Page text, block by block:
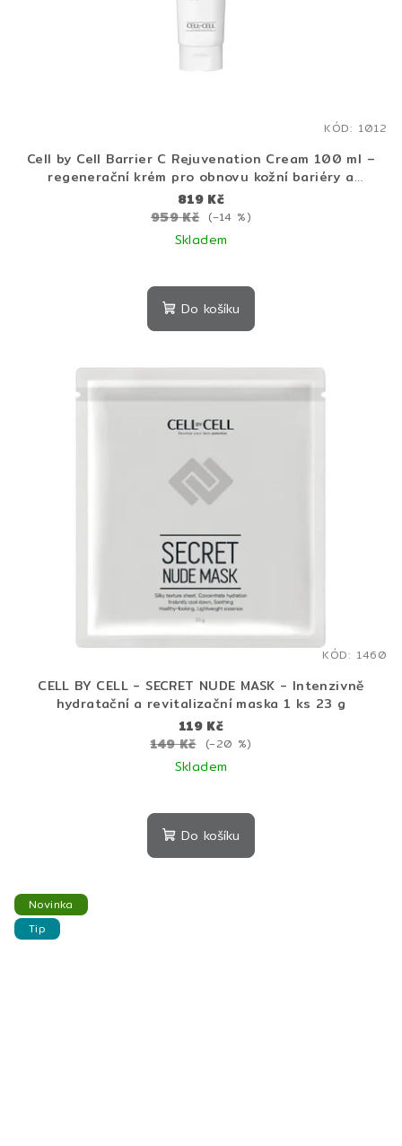
Cell by Cell Barrier C Rejuvenation Cream 100 ml –
regenerační krém pro obnovu kožní bariéry a
intenzivní hydrataci
819 Kč
959 Kč (–14 %)
Skladem
Do košíku
KÓD: 1012
CELL BY CELL - SECRET NUDE MASK - Intenzivně
hydratační a revitalizační maska 1 ks 23 g
119 Kč
149 Kč (–20 %)
Skladem
Do košíku
KÓD: 1460
Novinka
Tip